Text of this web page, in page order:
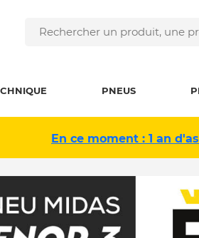
PNEUS
En ce moment : 1 an